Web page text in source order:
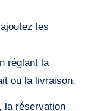
les
réglant la
ou la livraison.
la réservation